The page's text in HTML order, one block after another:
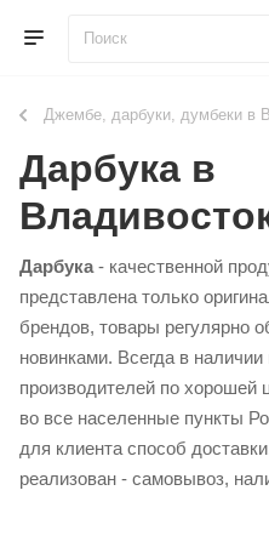
Джембе, дарбуки, думбеки в
Дарбука в
Дарбука - качественной
представлена только
брендов, товары регулярно
новинками. Всегда в
производителей по
во все населенные пункты
для клиента способ
реализован - самовывоз,